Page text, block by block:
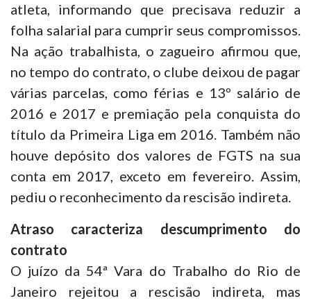
atleta, informando que precisava reduzir a
folha salarial para cumprir seus compromissos.
Na ação trabalhista, o zagueiro afirmou que,
no tempo do contrato, o clube deixou de pagar
várias parcelas, como férias e 13º salário de
2016 e 2017 e premiação pela conquista do
título da Primeira Liga em 2016. Também não
houve depósito dos valores de FGTS na sua
conta em 2017, exceto em fevereiro. Assim,
pediu o reconhecimento da rescisão indireta.
Atraso caracteriza descumprimento do
contrato
O juízo da 54ª Vara do Trabalho do Rio de
Janeiro rejeitou a rescisão indireta, mas